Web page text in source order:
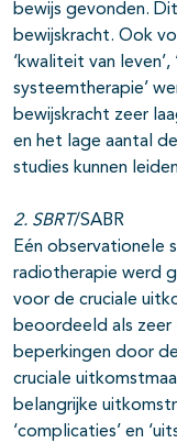
bewijs gevonden.
bewijskracht. Ook
‘kwaliteit van leven’,
systeemtherapie’
bewijskracht zeer
en het lage aantal
studies kunnen
2. SBRT/SABR
Eén observationele
radiotherapie werd
voor de cruciale
beoordeeld als
beperkingen door
cruciale
belangrijke
‘complicaties’ en